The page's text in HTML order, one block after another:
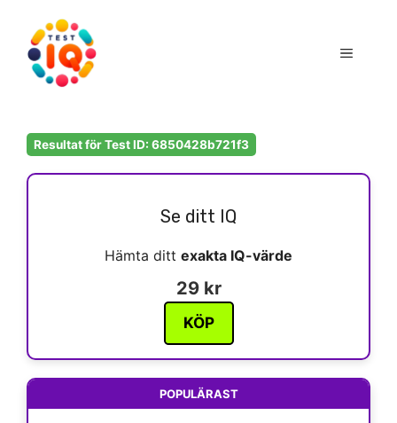
innehåll
Meny
Resultat för Test ID: 6850428b721f3
Se ditt IQ
Hämta ditt exakta IQ-värde
29 kr
KÖP
POPULÄRAST